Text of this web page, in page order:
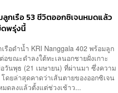
กเรือ 53 ชีวิตออกซิเจนหมดแล้ว
ดพรุ่งนี้
อดำน้ำ KRI Nanggala 402 พร้อมลูก
ขณะดำลงใต้ทะเลนอกชายฝั่งเกาะ
วันพุธ (21 เมษายน) ที่ผ่านมา ซึ่งความ
ยล่าสุดคาดว่าเส้นตายของออกซิเจน
ดลงแล้วตั้งแต่ช่วงเช้าว...